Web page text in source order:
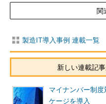
関
製造IT導入事例 連載一覧
新しい連載記
マイナンバー制度
ケージを導入